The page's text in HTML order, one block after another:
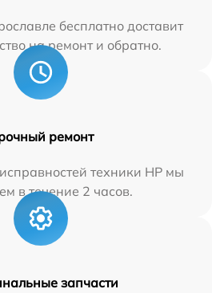
бесплатно доставит
на ремонт и обратно.
ремонт
техники HP мы
в течение 2 часов.
запчасти